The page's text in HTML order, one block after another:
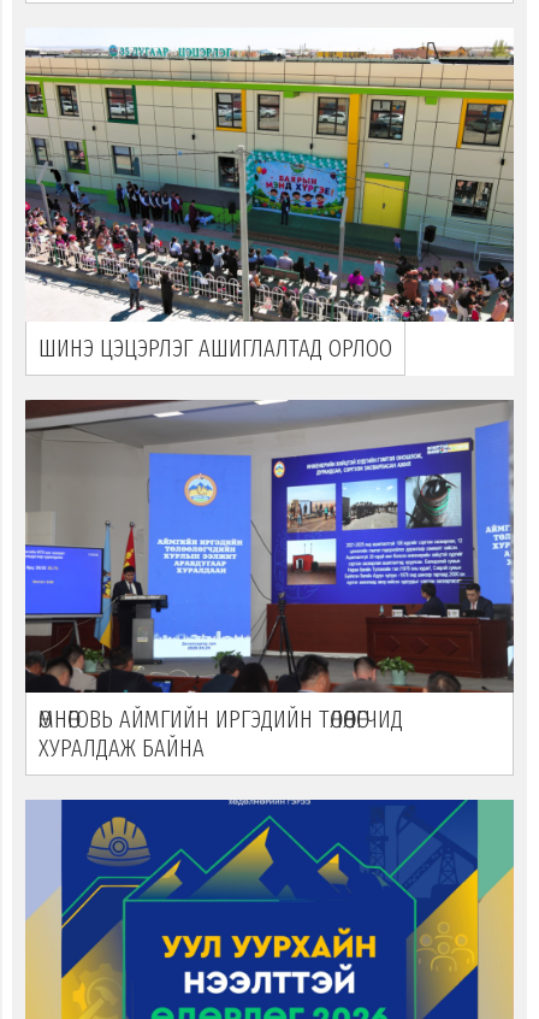
ШИНЭ ЦЭЦЭРЛЭГ АШИГЛАЛТАД ОРЛОО
ӨМНӨГОВЬ АЙМГИЙН ИРГЭДИЙН ТӨЛӨӨЛӨГЧИД
ХУРАЛДАЖ БАЙНА